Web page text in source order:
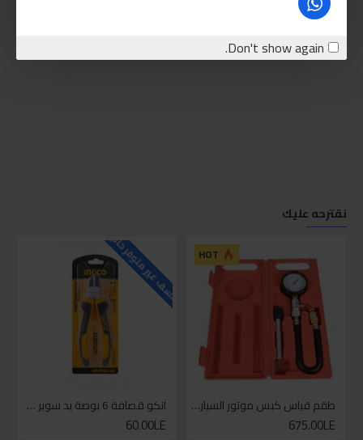
Don't show again.
نقترحه عليك
HOT
طقم قياس كبس موتور السياره 3 ق
675.00LE
للاسف غير متوفر حاليا
انكو قصافة 6 بوصة يد سوبر وان
60.00LE